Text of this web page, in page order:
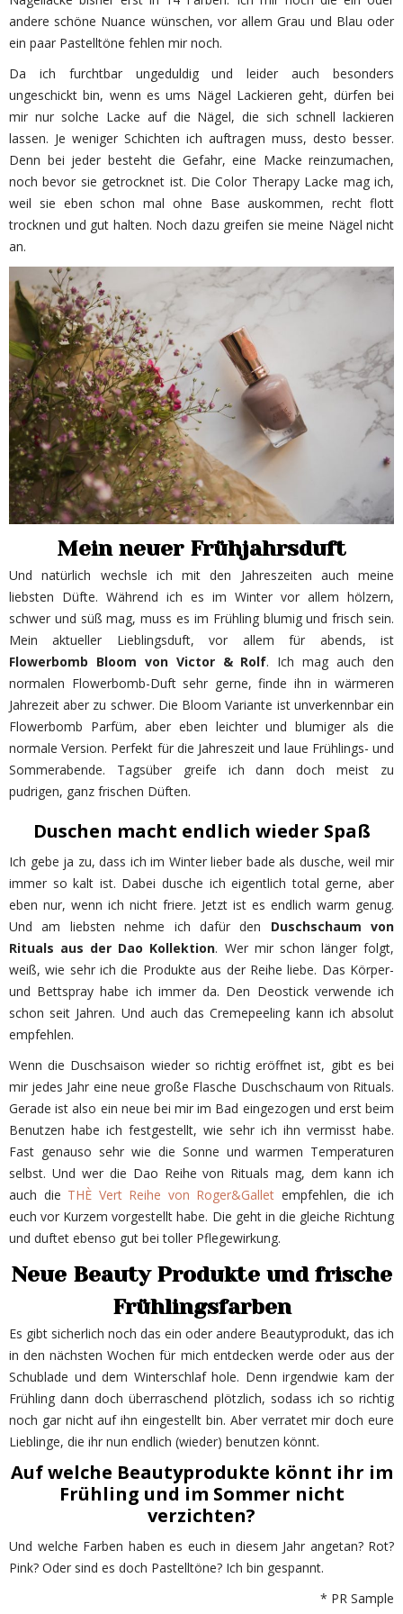
andere schöne Nuance wünschen, vor allem Grau und Blau oder
ein paar Pastelltöne fehlen mir noch.
Da ich furchtbar ungeduldig und leider auch besonders
ungeschickt bin, wenn es ums Nägel Lackieren geht, dürfen bei
mir nur solche Lacke auf die Nägel, die sich schnell lackieren
lassen. Je weniger Schichten ich auftragen muss, desto besser.
Denn bei jeder besteht die Gefahr, eine Macke reinzumachen,
noch bevor sie getrocknet ist. Die Color Therapy Lacke mag ich,
weil sie eben schon mal ohne Base auskommen, recht flott
trocknen und gut halten. Noch dazu greifen sie meine Nägel nicht
an.
Mein neuer Frühjahrsduft
Und natürlich wechsle ich mit den Jahreszeiten auch meine
liebsten Düfte. Während ich es im Winter vor allem hölzern,
schwer und süß mag, muss es im Frühling blumig und frisch sein.
Mein aktueller Lieblingsduft, vor allem für abends, ist
Flowerbomb Bloom von Victor & Rolf. Ich mag auch den
normalen Flowerbomb-Duft sehr gerne, finde ihn in wärmeren
Jahrezeit aber zu schwer. Die Bloom Variante ist unverkennbar ein
Flowerbomb Parfüm, aber eben leichter und blumiger als die
normale Version. Perfekt für die Jahreszeit und laue Frühlings- und
Sommerabende. Tagsüber greife ich dann doch meist zu
pudrigen, ganz frischen Düften.
Duschen macht endlich wieder Spaß
Ich gebe ja zu, dass ich im Winter lieber bade als dusche, weil mir
immer so kalt ist. Dabei dusche ich eigentlich total gerne, aber
eben nur, wenn ich nicht friere. Jetzt ist es endlich warm genug.
Und am liebsten nehme ich dafür den Duschschaum von
Rituals aus der Dao Kollektion. Wer mir schon länger folgt,
weiß, wie sehr ich die Produkte aus der Reihe liebe. Das Körper-
und Bettspray habe ich immer da. Den Deostick verwende ich
schon seit Jahren. Und auch das Cremepeeling kann ich absolut
empfehlen.
Wenn die Duschsaison wieder so richtig eröffnet ist, gibt es bei
mir jedes Jahr eine neue große Flasche Duschschaum von Rituals.
Gerade ist also ein neue bei mir im Bad eingezogen und erst beim
Benutzen habe ich festgestellt, wie sehr ich ihn vermisst habe.
Fast genauso sehr wie die Sonne und warmen Temperaturen
selbst. Und wer die Dao Reihe von Rituals mag, dem kann ich
auch die THÈ Vert Reihe von Roger&Gallet empfehlen, die ich
euch vor Kurzem vorgestellt habe. Die geht in die gleiche Richtung
und duftet ebenso gut bei toller Pflegewirkung.
Neue Beauty Produkte und frische
Frühlingsfarben
Es gibt sicherlich noch das ein oder andere Beautyprodukt, das ich
in den nächsten Wochen für mich entdecken werde oder aus der
Schublade und dem Winterschlaf hole. Denn irgendwie kam der
Frühling dann doch überraschend plötzlich, sodass ich so richtig
noch gar nicht auf ihn eingestellt bin. Aber verratet mir doch eure
Lieblinge, die ihr nun endlich (wieder) benutzen könnt.
Auf welche Beautyprodukte könnt ihr im
Frühling und im Sommer nicht
verzichten?
Und welche Farben haben es euch in diesem Jahr angetan? Rot?
Pink? Oder sind es doch Pastelltöne? Ich bin gespannt.
* PR Sample